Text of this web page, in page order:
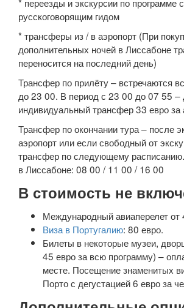
русскоговорящим гидом
* трансферы из / в аэропорт (При
дополнительных ночей в Лиссабоне
переносится на последний день)
Трансфер по прилёту – встречаются
до 23 00. В период с 23 00 до 07 55 –
индивидуальный трансфер 33 евро за
Трансфер по окончании тура – после
аэропорт или если свободный от
трансфер по следующему
в Лиссабоне: 08 00 / 11 00 / 16 00
В стоимость не
Международный авиаперелет от
Виза в Португалию: 80 евро.
Билеты в некоторые музеи,
45 евро за всю программу) –
месте. Посещение знаменитых
Порто с дегустацией 6 евро за